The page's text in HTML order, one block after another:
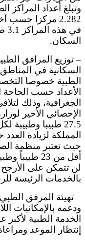
وتبلغ أعداد المراكز
2.282 مركزا
السكان.
– توزيع المرافق
السكانية في المناطق
الطبية خصوصا
الأعداد حسب الحاجة
الجغرافية، وذلك
الإحصائي الأخير
المملكة لزيادة
حيث تعتبر منظمة
لن تتمكن على
بالخدمات الرئيسة
– تهيئة المرفق
ودعمه بالإمكانيات
الخدمة الطبية
إنتظار الموعد